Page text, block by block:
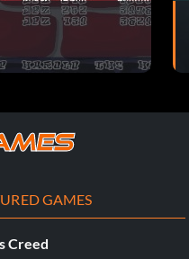
GAMES
Creed